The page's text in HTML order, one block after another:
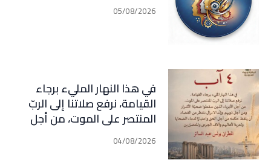
05/08/2026
في هذا النهار المليء برجاء
القيامة، نرفع صلاتنا إلى الربّ
المنتصر على الموت، من أجل
الأبرياء الذين سقطوا ضحيّة
الأشرار ومن أجل ذويهم. وإننا لا
04/08/2026